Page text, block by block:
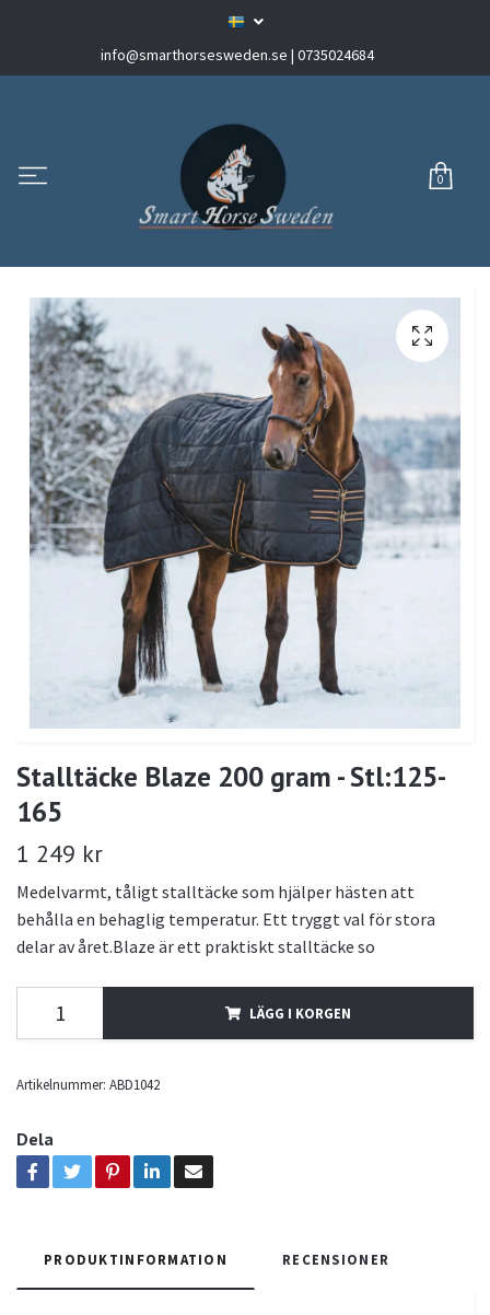
info@smarthorsesweden.se | 0735024684
0
Stalltäcke Blaze 200 gram - Stl:125-
165
1 249 kr
Medelvarmt, tåligt stalltäcke som hjälper hästen att
behålla en behaglig temperatur. Ett tryggt val för stora
delar av året.Blaze är ett praktiskt stalltäcke so
LÄGG I KORGEN
Artikelnummer: ABD1042
Dela
PRODUKTINFORMATION RECENSIONER